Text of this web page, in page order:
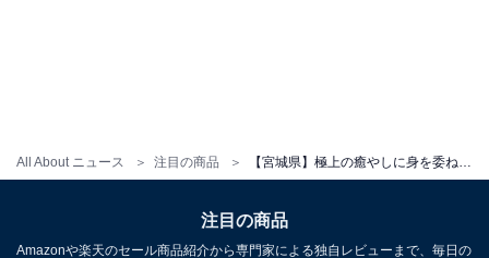
All About ニュース 注目の商品
アクセス
注目の商品
Amazonや楽天のセール商品紹介から専門家による独自レビューまで、毎日の